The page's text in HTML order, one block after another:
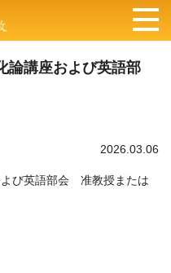
論講座および英語部
2026.03.06
び英語部会 准教授または